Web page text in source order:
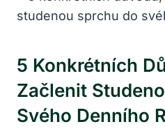
5 Konkrétních
Začlenit
Svého Denního